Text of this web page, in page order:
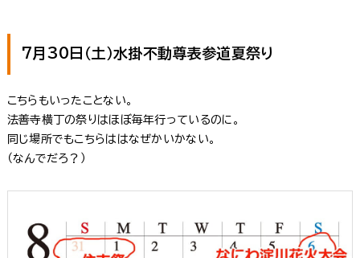
7月30日（土）水掛不動尊表参道夏祭り
こちらもいったことない。
法善寺横丁の祭りはほぼ毎年行っているのに。
同じ場所でもこちらははなぜかいかない。
（なんでだろ？）